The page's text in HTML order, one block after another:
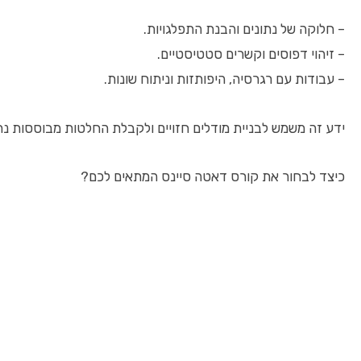
– חלוקה של נתונים והבנת התפלגויות.
– זיהוי דפוסים וקשרים סטטיסטיים.
– עבודות עם רגרסיה, היפותזות וניתוח שונות.
ידע זה משמש לבניית מודלים חזויים ולקבלת החלטות מבוססות
כיצד לבחור את קורס דאטה סיינס המתאים לכם?